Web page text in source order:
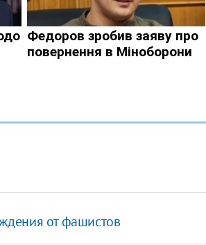
от фашистов